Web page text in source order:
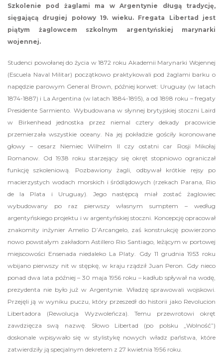
Szkolenie pod żaglami ma w Argentynie długą tradycję,
sięgającą drugiej połowy 19. wieku. Fregata Libertad jest
piątym żaglowcem szkolnym argentyńskiej marynarki
wojennej.
Studenci powołanej do życia w 1872 roku Akademii Marynarki Wojennej
(Escuela Naval Militar) początkowo praktykowali pod żaglami barku o
napędzie parowym General Brown, później korwet: Uruguay (w latach
1874-1887) i La Argentina (w latach 1884-1895), a od 1898 roku – fregaty
Presidente Sarmiento. Wybudowana w słynnej brytyjskiej stoczni Laird
w Birkenhead jednostka przez niemal cztery dekady pracowicie
przemierzała wszystkie oceany. Na jej pokładzie gościły koronowane
głowy – cesarz Niemiec Wilhelm II czy ostatni car Rosji Mikołaj
Romanow. Od 1938 roku starzejący się okręt stopniowo ograniczał
funkcję szkoleniową. Pozbawiony żagli, odbywał krótkie rejsy po
macierzystych wodach morskich i śródlądowych (rzekach Parana, Rio
de la Plata i Uruguay). Jego następcą miał zostać żaglowiec
wybudowany po raz pierwszy własnym sumptem – według
argentyńskiego projektu i w argentyńskiej stoczni. Koncepcję opracował
znakomity inżynier Amelio D’Arcangelo, zaś konstrukcję powierzono
nowo powstałym zakładom Astillero Rio Santiago, leżącym w portowej
miejscowości Ensenada niedaleko La Platy. Gdy 11 grudnia 1953 roku
wbijano pierwszy nit w stępkę, w kraju rządził Juan Peron. Gdy nieco
ponad dwa lata później – 30 maja 1956 roku – kadłub spływał na wodę,
prezydenta nie było już w Argentynie. Władzę sprawowali wojskowi.
Przejęli ją w wyniku puczu, który przeszedł do historii jako Revolucion
Libertadora (Rewolucja Wyzwoleńcza). Temu przewrotowi okręt
zawdzięcza swą nazwę. Słowo Libertad (po polsku „Wolność”)
doskonale wpisywało się w stylistykę nowych władz państwa, które
zatwierdziły ją specjalnym dekretem z 27 kwietnia 1956 roku.